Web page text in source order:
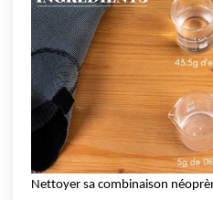
Nettoyer sa combinaison